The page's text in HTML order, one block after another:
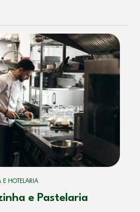
HOTELARIA
e Pastelaria